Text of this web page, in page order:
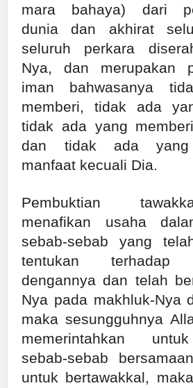
mara bahaya) dari
dunia dan akhirat
seluruh perkara
Nya, dan merupakan
iman bahwasanya
memberi, tidak ada
tidak ada yang
dan tidak ada yang
manfaat kecuali Dia.
Pembuktian
menafikan usaha
sebab-sebab yang
tentukan terhadap
dengannya dan telah
Nya pada makhluk-Nya
maka sesungguhnya
memerintahkan
sebab-sebab
untuk bertawakkal,